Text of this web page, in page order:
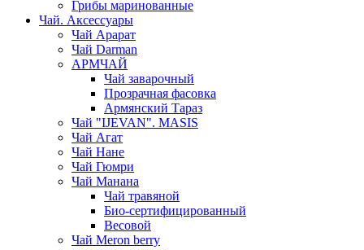
Грибы маринованные
Чай. Аксессуары
Чай Арарат
Чай Darman
АРМЧАЙ
Чай заварочный
Прозрачная фасовка
Армянский Тараз
Чай "IJEVAN". MASIS
Чай Агат
Чай Нане
Чай Гюмри
Чай Манана
Чай травяной
Био-сертифицированный
Весовой
Чай Meron berry